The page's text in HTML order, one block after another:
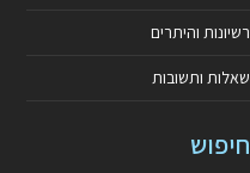
רשיונות והיתרים
שאלות ותשובות
חיפוש